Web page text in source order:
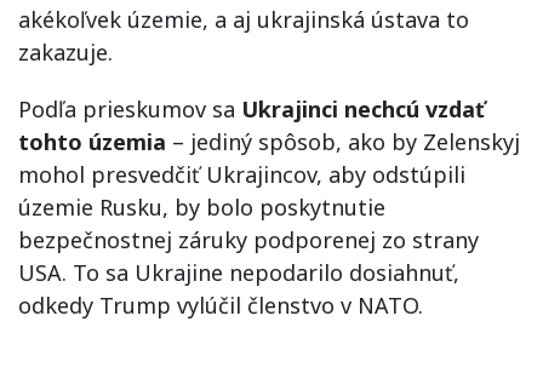
akékoľvek územie, a aj ukrajinská ústava to
zakazuje.
Podľa prieskumov sa Ukrajinci nechcú vzdať
tohto územia – jediný spôsob, ako by Zelenskyj
mohol presvedčiť Ukrajincov, aby odstúpili
územie Rusku, by bolo poskytnutie
bezpečnostnej záruky podporenej zo strany
USA. To sa Ukrajine nepodarilo dosiahnuť,
odkedy Trump vylúčil členstvo v NATO.